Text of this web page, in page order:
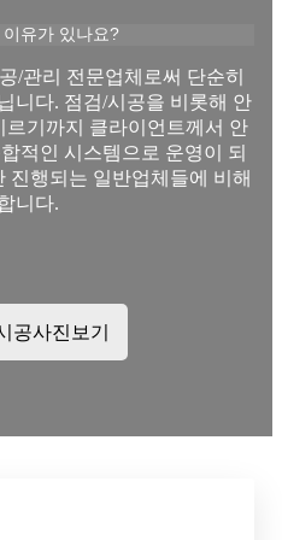
유가 있나요?
/관리 전문업체로써 단순히
니다. 점검/시공을 비롯해 안
기까지 클라이언트께서 안
적인 시스템으로 운영이 되
진행되는 일반업체들에 비해
니다.
공사진보기